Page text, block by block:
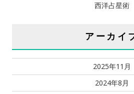
西洋占星術
アーカイ
2025年11月
2024年8月